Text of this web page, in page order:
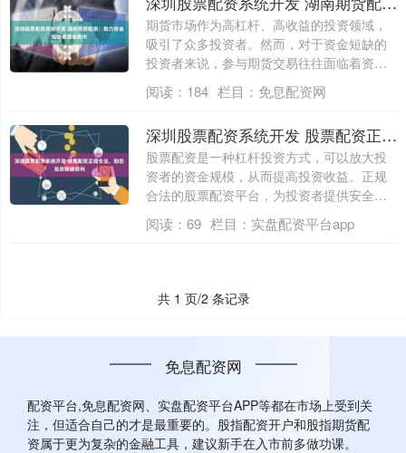
期货市场作为高杠杆、高收益的投资领域，
吸引了众多投资者。然而，对于资金短缺的
投资者来说，参与期货交易往往面临着资金
不足的....
阅读： 184 栏目： 免息配资网
深圳股票配资系统开发 股票配资正规合法，助您投资稳健获利
股票配资是一种杠杆投资方式，可以放大投
资者的资金规模，从而提高投资收益。正规
合法的股票配资平台，为投资者提供安全可
靠的投....
阅读： 69 栏目： 实盘配资平台app
共 1 页/2 条记录
免息配资网
配资平台,免息配资网、实盘配资平台APP等都在市场上受到关
注，但适合自己的才是最重要的。股指配资开户和股指期货配
资属于更为复杂的金融工具，建议新手在入市前多做功课。